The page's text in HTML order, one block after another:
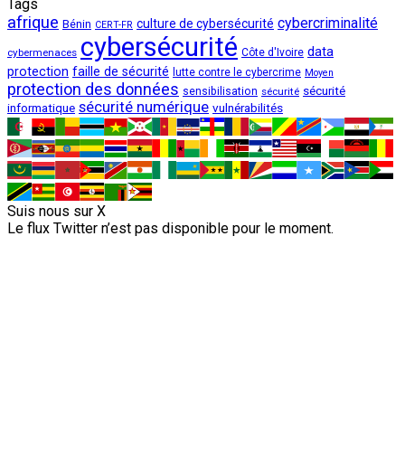
Tags
afrique Bénin CERT-FR culture de cybersécurité cybercriminalité
cybermenaces cybersécurité Côte d'Ivoire data
protection faille de sécurité lutte contre le cybercrime Moyen
protection des données sensibilisation sécurité sécurité
informatique sécurité numérique vulnérabilités
Suis nous sur X
Le flux Twitter n’est pas disponible pour le moment.